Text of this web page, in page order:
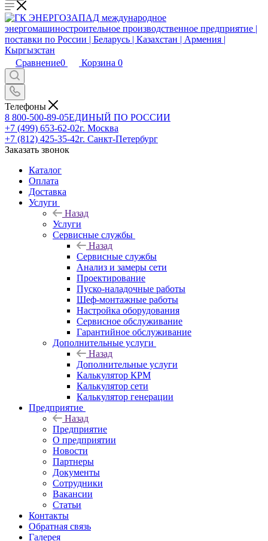
Сравнение0 Корзина 0
Телефоны
8 800-500-89-05ЕДИНЫЙ ПО РОССИИ
+7 (499) 653-62-02г. Москва
+7 (812) 425-35-42г. Санкт-Петербург
Заказать звонок
Каталог
Оплата
Доставка
Услуги
Назад
Услуги
Сервисные службы
Назад
Сервисные службы
Анализ и замеры сети
Проектирование
Пуско-наладочные работы
Шеф-монтажные работы
Настройка оборудования
Сервисное обслуживание
Гарантийное обслуживание
Дополнительные услуги
Назад
Дополнительные услуги
Калькулятор КРМ
Калькулятор сети
Калькулятор генерации
Предприятие
Назад
Предприятие
О предприятии
Новости
Партнеры
Документы
Сотрудники
Вакансии
Статьи
Контакты
Обратная связь
Галерея